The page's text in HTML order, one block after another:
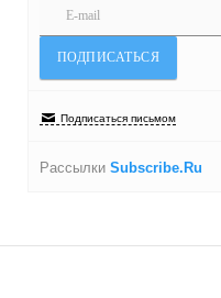
Подписаться письмом
Рассылки Subscribe.Ru